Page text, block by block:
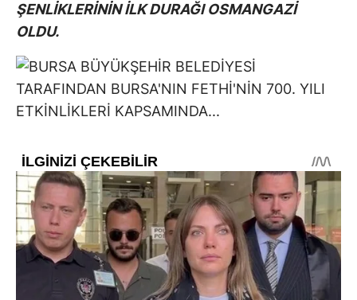
ŞENLİKLERİNİN İLK DURAĞI OSMANGAZİ
OLDU.